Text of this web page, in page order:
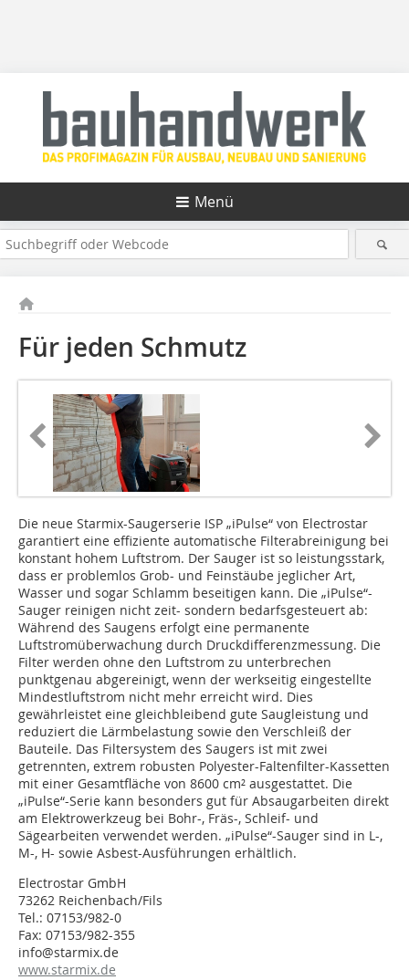
Menü
Für jeden Schmutz
Die neue Starmix-Saugerserie ISP „iPulse“ von Electrostar
garantiert eine effiziente automatische Filterabreinigung bei
konstant hohem Luftstrom. Der Sauger ist so leistungsstark,
dass er problemlos Grob- und Feinstäube jeglicher Art,
Wasser und sogar Schlamm beseitigen kann. Die „iPulse“-
Sauger reinigen nicht zeit- sondern bedarfsgesteuert ab:
Während des Saugens erfolgt eine permanente
Luftstromüberwachung durch Druckdifferenzmessung. Die
Filter werden ohne den Luftstrom zu unterbrechen
punktgenau abgereinigt, wenn der werkseitig eingestellte
Mindestluftstrom nicht mehr erreicht wird. Dies
gewährleistet eine gleichbleibend gute Saugleistung und
reduziert die Lärmbelastung sowie den Verschleiß der
Bauteile. Das Filtersystem des Saugers ist mit zwei
getrennten, extrem robusten Polyester-Faltenfilter-Kassetten
mit einer Gesamtfläche von 8600 cm² ausgestattet. Die
„iPulse“-Serie kann besonders gut für Absaugarbeiten direkt
am Elektrowerkzeug bei Bohr-, Fräs-, Schleif- und
Sägearbeiten verwendet werden. „iPulse“-Sauger sind in L-,
M-, H- sowie Asbest-Ausführungen erhältlich.
Electrostar GmbH
73262 Reichenbach/Fils
Tel.: 07153/982-0
Fax: 07153/982-355
info@starmix.de
www.starmix.de